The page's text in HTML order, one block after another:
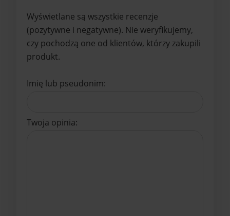
Wyświetlane są wszystkie recenzje
(pozytywne i negatywne). Nie weryfikujemy,
czy pochodzą one od klientów, którzy zakupili
produkt.
Imię lub pseudonim:
Twoja opinia: